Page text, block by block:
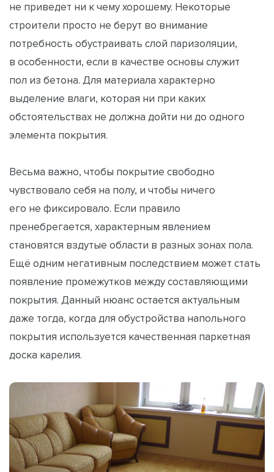
не приведет ни к чему хорошему. Некоторые
строители просто не берут во внимание
потребность обустраивать слой паризоляции,
в особенности, если в качестве основы служит
пол из бетона. Для материала характерно
выделение влаги, которая ни при каких
обстоятельствах не должна дойти ни до одного
элемента покрытия.
Весьма важно, чтобы покрытие свободно
чувствовало себя на полу, и чтобы ничего
его не фиксировало. Если правило
пренебрегается, характерным явлением
становятся вздутые области в разных зонах пола.
Ещё одним негативным последствием может стать
появление промежутков между составляющими
покрытия. Данный нюанс остается актуальным
даже тогда, когда для обустройства напольного
покрытия используется качественная паркетная
доска карелия.